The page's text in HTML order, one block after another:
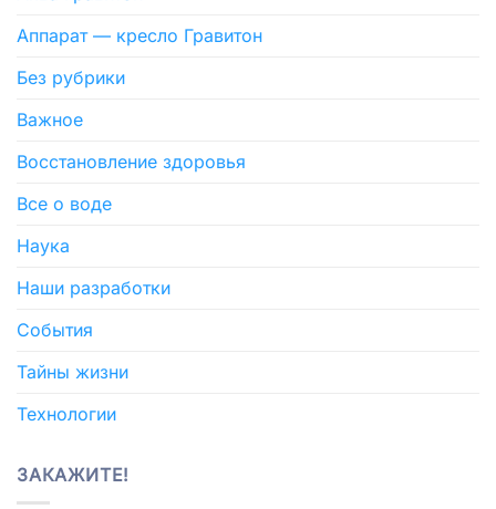
Аппарат — кресло Гравитон
Без рубрики
Важное
Восстановление здоровья
Все о воде
Наука
Наши разработки
События
Тайны жизни
Технологии
ЗАКАЖИТЕ!